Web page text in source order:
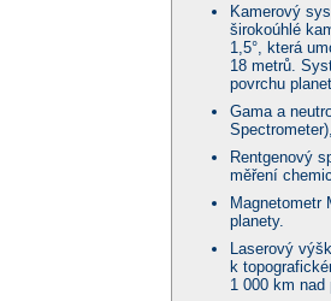
Kamerový
širokoúhlé
1,5°, která
18 metrů.
povrchu
Gama a
Rentgenový
měření
Magnetometr
planety.
Laserový
k
1 000 km nad